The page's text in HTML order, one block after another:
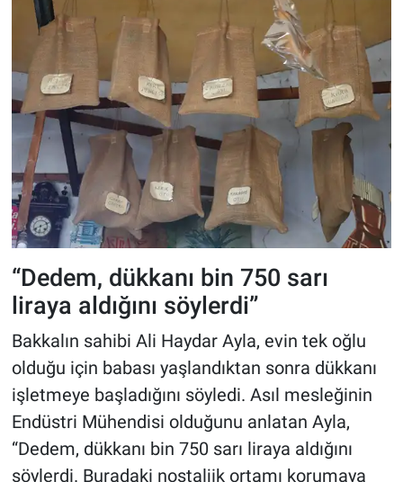
“Dedem, dükkanı bin 750 sarı
liraya aldığını söylerdi”
Bakkalın sahibi Ali Haydar Ayla, evin tek oğlu
olduğu için babası yaşlandıktan sonra dükkanı
işletmeye başladığını söyledi. Asıl mesleğinin
Endüstri Mühendisi olduğunu anlatan Ayla,
“Dedem, dükkanı bin 750 sarı liraya aldığını
söylerdi. Buradaki nostaljik ortamı korumaya